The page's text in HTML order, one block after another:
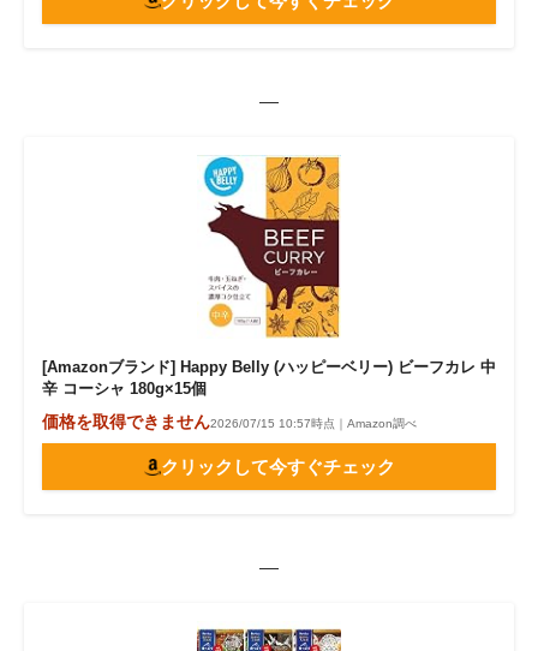
—
[Amazonブランド] Happy Belly (ハッピーベリー) ビーフカレ 中
辛 コーシャ 180g×15個
価格を取得できません2026/07/15 10:57時点｜Amazon調べ
クリックして今すぐチェック
—